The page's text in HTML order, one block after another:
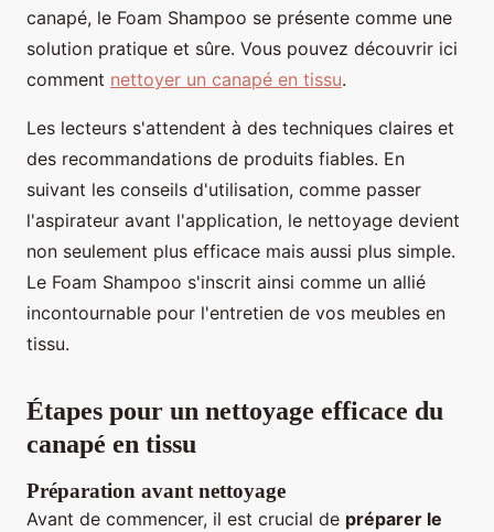
canapé, le Foam Shampoo se présente comme une
solution pratique et sûre. Vous pouvez découvrir ici
comment nettoyer un canapé en tissu.
Les lecteurs s'attendent à des techniques claires et
des recommandations de produits fiables. En
suivant les conseils d'utilisation, comme passer
l'aspirateur avant l'application, le nettoyage devient
non seulement plus efficace mais aussi plus simple.
Le Foam Shampoo s'inscrit ainsi comme un allié
incontournable pour l'entretien de vos meubles en
tissu.
Étapes pour un nettoyage efficace du
canapé en tissu
Préparation avant nettoyage
Avant de commencer, il est crucial de préparer le